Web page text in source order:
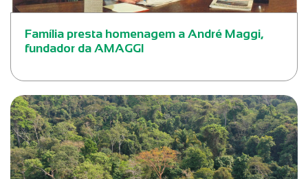
Família presta homenagem a André Maggi,
fundador da AMAGGI